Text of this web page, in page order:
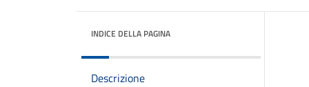
INDICE DELLA PAGINA
Descrizione